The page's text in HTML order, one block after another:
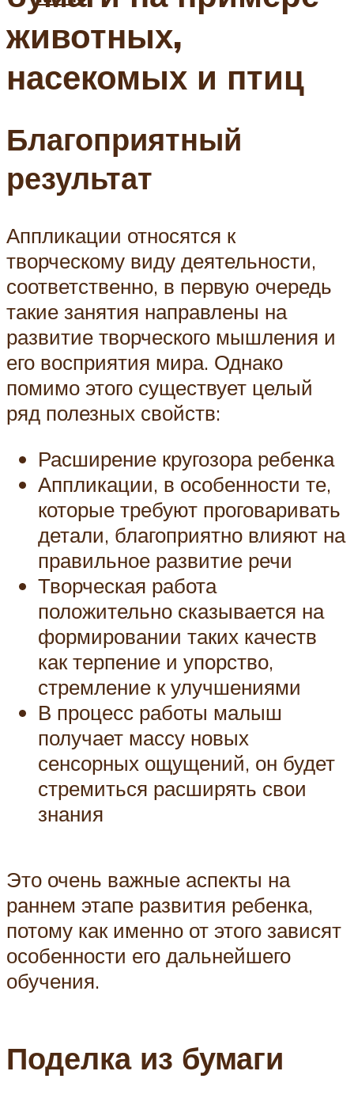
животных,
насекомых и птиц
Благоприятный
результат
Аппликации относятся к
творческому виду деятельности,
соответственно, в первую очередь
такие занятия направлены на
развитие творческого мышления и
его восприятия мира. Однако
помимо этого существует целый
ряд полезных свойств:
Расширение кругозора ребенка
Аппликации, в особенности те,
которые требуют проговаривать
детали, благоприятно влияют на
правильное развитие речи
Творческая работа
положительно сказывается на
формировании таких качеств
как терпение и упорство,
стремление к улучшениями
В процесс работы малыш
получает массу новых
сенсорных ощущений, он будет
стремиться расширять свои
знания
Это очень важные аспекты на
раннем этапе развития ребенка,
потому как именно от этого зависят
особенности его дальнейшего
обучения.
Поделка из бумаги